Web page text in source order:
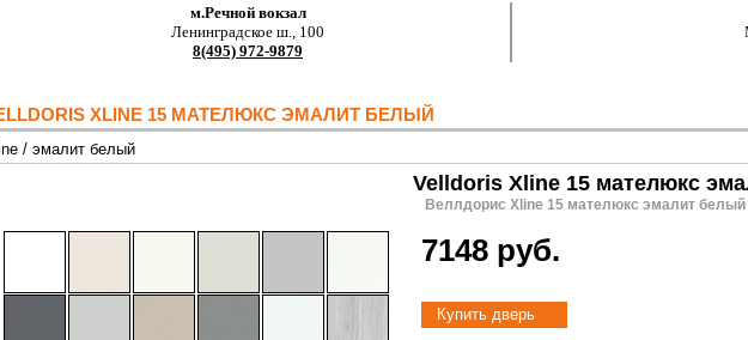
м.Речной вокзал
Ленинградское ш., 100
8(495) 972-9879
XLINE 15 МАТЕЛЮКС ЭМАЛИТ БЕЛЫЙ
/ эмалит белый
Velldoris Xline 15 мателюкс
Веллдорис Xline 15 мателюкс эмалит белый
7148 руб.
Купить дверь